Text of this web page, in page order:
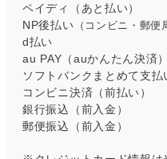
ペイディ（あと払い）
NP後払い （コンビニ・郵
d払い
au PAY（auかんたん決済）
ソフトバンクまとめて支払
コンビニ決済（前払い）
銀行振込（前入金）
郵便振込（前入金）